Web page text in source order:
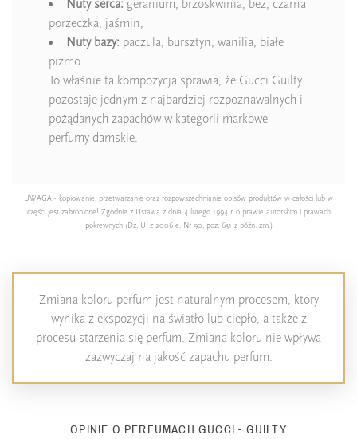
Nuty serca: geranium, brzoskwinia, bez, czarna
porzeczka, jaśmin,
Nuty bazy: paczula, bursztyn, wanilia, białe
piżmo.
To właśnie ta kompozycja sprawia, że Gucci Guilty
pozostaje jednym z najbardziej rozpoznawalnych i
pożądanych zapachów w kategorii markowe
perfumy damskie.
UWAGA - kopiowanie, przetwarzanie oraz rozpowszechnianie opisów produktów w całości lub w
części jest zabronione! Zgodnie z Ustawą z dnia 4 lutego 1994 r. o prawie autorskim i prawach
pokrewnych (Dz. U. z 2006 e. Nr 90, poz. 631 z późn. zm.)
Zmiana koloru perfum jest naturalnym procesem, który
wynika z ekspozycji na światło lub ciepło, a także z
procesu starzenia się perfum. Zmiana koloru nie wpływa
zazwyczaj na jakość zapachu perfum.
OPINIE O PERFUMACH GUCCI - GUILTY